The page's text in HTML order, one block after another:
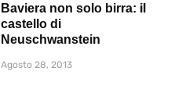
Baviera non solo birra: il
castello di
Neuschwanstein
Agosto 28, 2013